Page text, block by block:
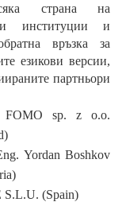
страна на
институции и
връзка за
езикови версии,
партньори
FOMO sp. z o.o.
Yordan Boshkov
S.L.U. (Spain)